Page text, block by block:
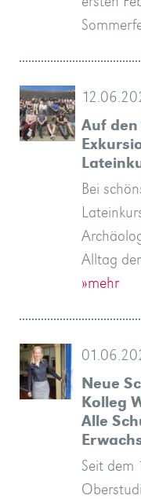
Auf den
Bei
Alltag
»mehr
Neue
Kolleg
Alle
Seit dem